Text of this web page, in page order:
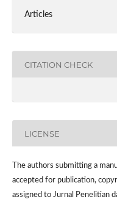
Articles
CITATION CHECK
LICENSE
The authors submitting a
accepted for publication,
assigned to Jurnal Penelitian